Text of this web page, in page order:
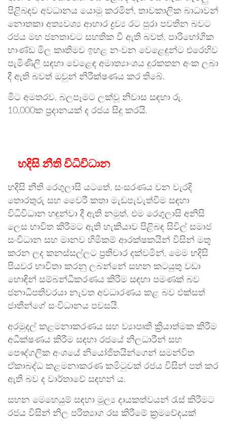
පිළිබඳව අවධානය යොමු කරමින්, තාවකාලික බාධාවන්
නොතකා අත්‍යවශ්‍ය ආහාර ද්‍රව්‍ය රට පුරා පවතින බවට
රජය මහ ජනතාවට සහතික වී ඇති බවත්, පාරිභෝගික
භාණ්ඩ මිල කෘතිමව ඉහළ නංවන වෙළෙඳුන්ට එරෙහිව
පැමිණිලි සඳහා වෙළෙඳ අමාත්‍යාංශය දුරකතන අංක ලබා
දී ඇති බවත් ඔවුන් නිරීක්ෂණය කර තිබේ.
මීට අමතරව, බලපෑමට ලක්වූ නිවාස සඳහා රු.
10,000ක ප්‍රදානයක් ද රජය සිදු කරයි.
හදිසි නීති විධිවිධාන
හදිසි නීති රෙගුලාසි යටතේ, සංසරණය වන වැරදි
තොරතුරු සහ වෛරී කතා මැඩපැවැත්වීම සඳහා
විධිවිධාන හඳුන්වා දී ඇති නමුත්, එම රෙගුලාසි අනිසි
ලෙස භාවිත කිරීමට ඇති හැකියාව පිළිබඳ සිවිල් සමාජ
සංවිධාන සහ මානව හිමිකම් ආරක්ෂකයින් විසින් මතු
කරන ලද කනස්සල්ලට ප්‍රතිචාර දක්වමින්, මෙම හදිසි
පියවර භාවිතා කරනු ලබන්නේ සහන කටයුතු වඩා
හොඳින් සම්බන්ධීකරණය කිරීම සඳහා පමණක් බව
ජනාධිපතිවරයා නැවත අවධාරණය කළ බව එක්සත්
ජාතීන්ගේ සංවිධානය පවසයි.
අරමුදල් කළමනාකරණය සහ ව්‍යාපෘති ක්‍රියාත්මක කිරීම
අධීක්ෂණය කිරීම සඳහා රජයේ නිලධාරීන් සහ
පෞද්ගලික අංශයේ නියෝජිතයින්ගෙන් සමන්විත
ඒකාබද්ධ කළමනාකරණ කමිටුවක් රජය විසින් පත් කර
ඇති බව ද වාර්තාවේ සඳහන් ය.
සහන මෙහෙයුම් සඳහා මූල්‍ය දායකත්වයන් රැස් කිරීමට
රජය විසින් නිල පරිත්‍යාග රස කිරීමේ ක්‍රමවේදයක්